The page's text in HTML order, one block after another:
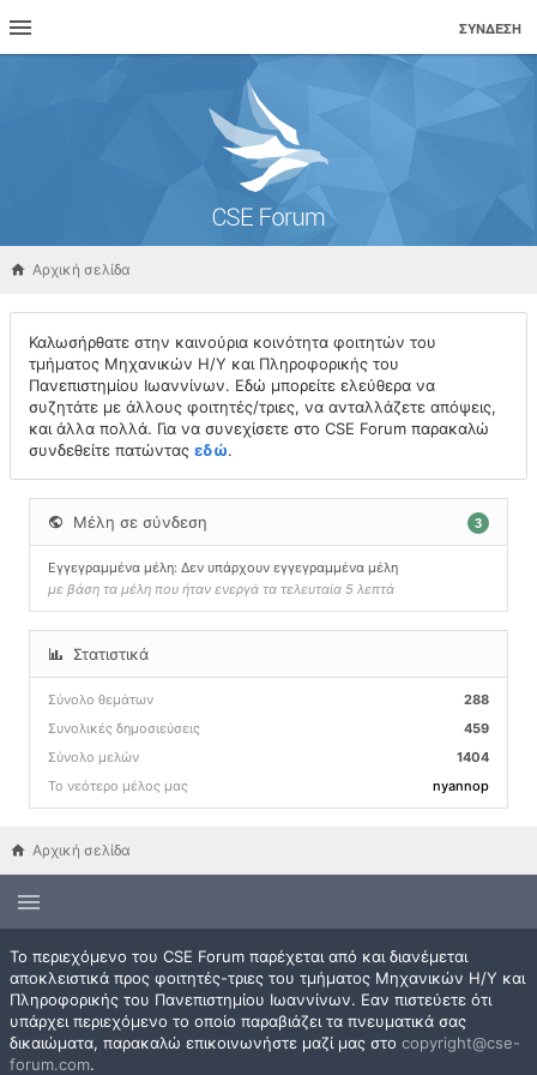
ΣΎΝΔΕΣΗ
Αρχική σελίδα
Καλωσήρθατε στην καινούρια κοινότητα φοιτητών του
τμήματος Μηχανικών Η/Υ και Πληροφορικής του
Πανεπιστημίου Ιωαννίνων. Εδώ μπορείτε ελεύθερα να
συζητάτε με άλλους φοιτητές/τριες, να ανταλλάζετε απόψεις,
και άλλα πολλά. Για να συνεχίσετε στο CSE Forum παρακαλώ
συνδεθείτε πατώντας εδώ.
Μέλη σε σύνδεση 3
Εγγεγραμμένα μέλη: Δεν υπάρχουν εγγεγραμμένα μέλη
με βάση τα μέλη που ήταν ενεργά τα τελευταία 5 λεπτά
Στατιστικά
Σύνολο θεμάτων
288
Συνολικές δημοσιεύσεις
459
Σύνολο μελών
1404
Το νεότερο μέλος μας
nyannop
Αρχική σελίδα
Το περιεχόμενο του CSE Forum παρέχεται από και διανέμεται
αποκλειστικά προς φοιτητές-τριες του τμήματος Μηχανικών Η/Υ και
Πληροφορικής του Πανεπιστημίου Ιωαννίνων. Εαν πιστεύετε ότι
υπάρχει περιεχόμενο το οποίο παραβιάζει τα πνευματικά σας
δικαιώματα, παρακαλώ επικοινωνήστε μαζί μας στο copyright@cse-
forum.com.